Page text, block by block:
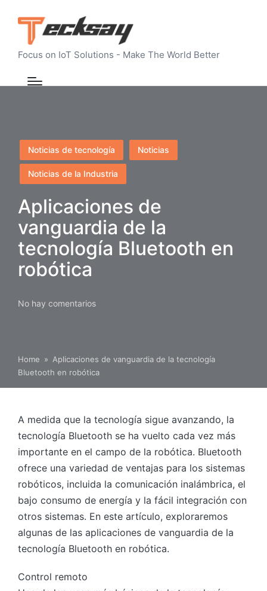
Focus on IoT Solutions - Make The World Better
Publicado
en
Noticias de tecnología Noticias
Noticias de la Industria
Aplicaciones de
vanguardia de la
tecnología Bluetooth en
robótica
No hay comentarios
Home » Aplicaciones de vanguardia de la tecnología
Bluetooth en robótica
A medida que la tecnología sigue avanzando, la
tecnología Bluetooth se ha vuelto cada vez más
importante en el campo de la robótica. Bluetooth
ofrece una variedad de ventajas para los sistemas
robóticos, incluida la comunicación inalámbrica, el
bajo consumo de energía y la fácil integración con
otros sistemas. En este artículo, exploraremos
algunas de las aplicaciones de vanguardia de la
tecnología Bluetooth en robótica.
Control remoto